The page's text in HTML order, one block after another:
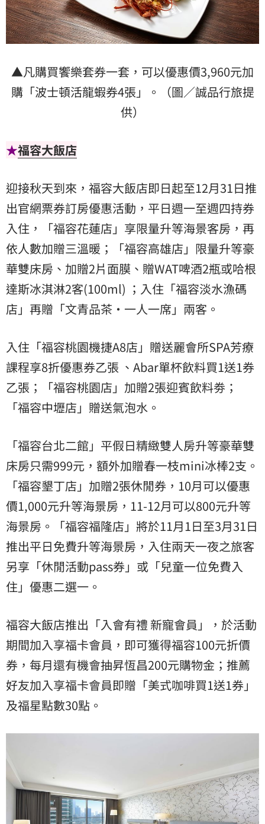
▲凡購買饗樂套券一套，可以優惠價3,960元加
購「波士頓活龍蝦券4張」。（圖／誠品行旅提
供）
★福容大飯店
迎接秋天到來，福容大飯店即日起至12月31日推
出官網票券訂房優惠活動，平日週一至週四持券
入住，「福容花蓮店」享限量升等海景客房，再
依人數加贈三溫暖；「福容高雄店」限量升等豪
華雙床房、加贈2片面膜、贈WAT啤酒2瓶或哈根
達斯冰淇淋2客(100ml) ；入住「福容淡水漁碼
店」再贈「文青品茶•一人一席」兩客。
入住「福容桃園機捷A8店」贈送麗會所SPA芳療
課程享8折優惠券乙張 、Abar單杯飲料買1送1券
乙張；「福容桃園店」加贈2張迎賓飲料劵；
「福容中壢店」贈送氣泡水。
「福容台北二館」平假日精緻雙人房升等豪華雙
床房只需999元，額外加贈春一枝mini冰棒2支。
「福容墾丁店」加贈2張休閒券，10月可以優惠
價1,000元升等海景房，11-12月可以800元升等
海景房。「福容福隆店」將於11月1日至3月31日
推出平日免費升等海景房，入住兩天一夜之旅客
另享「休閒活動pass券」或「兒童一位免費入
住」優惠二選一。
福容大飯店推出「入會有禮 新寵會員」，於活動
期間加入享福卡會員，即可獲得福容100元折價
券，每月還有機會抽昇恆昌200元購物金；推薦
好友加入享福卡會員即贈「美式咖啡買1送1券」
及福星點數30點。